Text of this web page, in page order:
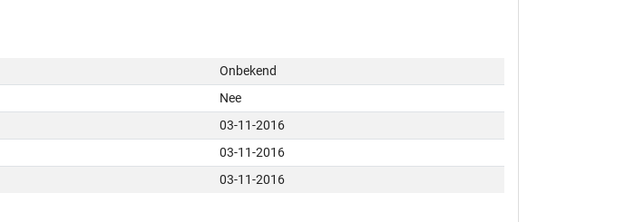
Onbekend
Nee
03-11-2016
03-11-2016
03-11-2016